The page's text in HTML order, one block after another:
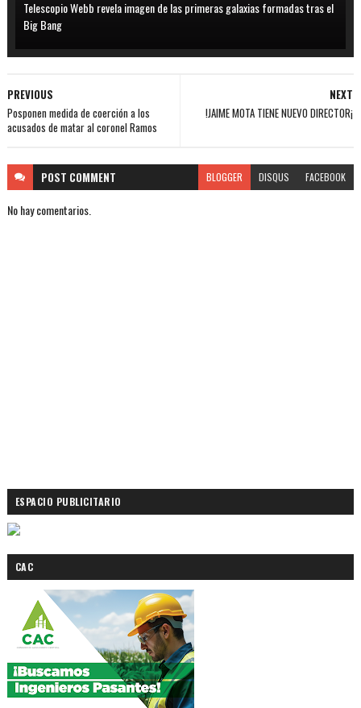
Telescopio Webb revela imagen de las primeras galaxias formadas tras el
Big Bang
NEXT
!JAIME MOTA TIENE NUEVO DIRECTOR¡
PREVIOUS
Posponen medida de coerción a los
acusados de matar al coronel Ramos
POST COMMENT BLOGGER DISQUS FACEBOOK
No hay comentarios.
ESPACIO PUBLICITARIO
CAC